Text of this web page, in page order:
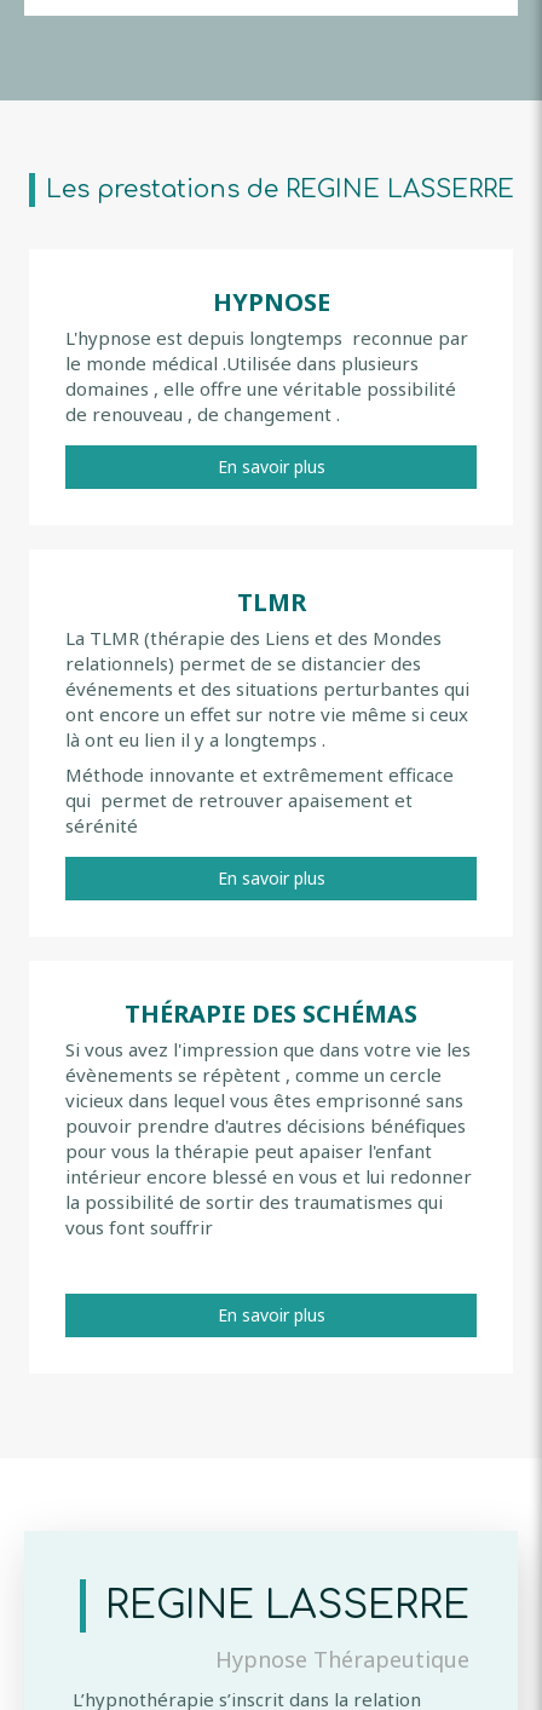
Les prestations de REGINE LASSERRE
HYPNOSE
L'hypnose est depuis longtemps reconnue par
le monde médical .Utilisée dans plusieurs
domaines , elle offre une véritable possibilité
de renouveau , de changement .
En savoir plus
TLMR
La TLMR (thérapie des Liens et des Mondes
relationnels) permet de se distancier des
événements et des situations perturbantes qui
ont encore un effet sur notre vie même si ceux
là ont eu lien il y a longtemps .
Méthode innovante et extrêmement efficace
qui permet de retrouver apaisement et
sérénité
En savoir plus
THÉRAPIE DES SCHÉMAS
Si vous avez l'impression que dans votre vie les
évènements se répètent , comme un cercle
vicieux dans lequel vous êtes emprisonné sans
pouvoir prendre d'autres décisions bénéfiques
pour vous la thérapie peut apaiser l'enfant
intérieur encore blessé en vous et lui redonner
la possibilité de sortir des traumatismes qui
vous font souffrir
En savoir plus
REGINE LASSERRE
Hypnose Thérapeutique
L’hypnothérapie s’inscrit dans la relation